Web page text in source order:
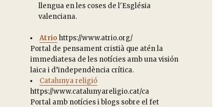
llengua en les coses de l'Església
valenciana.
Atrio https://www.atrio.org/
Portal de pensament cristià que atén la
immediatesa de les notícies amb una visión
laica i d’independència crítica.
Catalunya religió
https://www.catalunyareligio.cat/ca
Portal amb notícies i blogs sobre el fet